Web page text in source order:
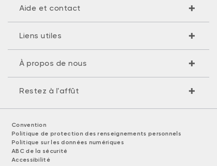
Aide et contact
Liens utiles
À propos de nous
Restez à l'affût
Convention
Politique de protection des renseignements personnels
Politique sur les données numériques
ABC de la sécurité
Accessibilité